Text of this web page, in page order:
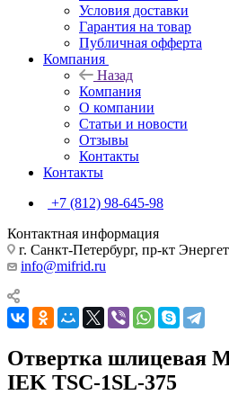
Условия доставки
Гарантия на товар
Публичная офферта
Компания
Назад
Компания
О компании
Статьи и новости
Отзывы
Контакты
Контакты
+7 (812) 98-645-98
Контактная информация
г. Санкт-Петербург, пр-кт
info@mifrid.ru
Отвертка шлицевая
IEK TSC-1SL-375